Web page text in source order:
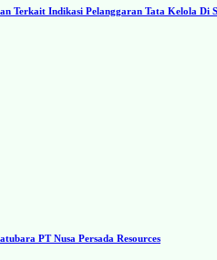
Terkait Indikasi Pelanggaran Tata Kelola Di
PT Nusa Persada Resources